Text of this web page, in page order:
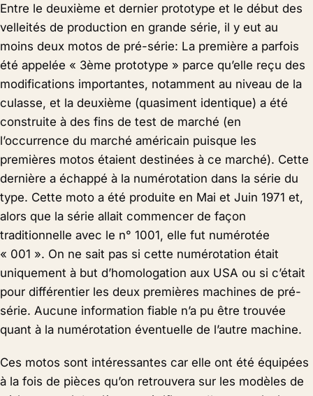
Entre le deuxième et dernier prototype et le début des
velleités de production en grande série, il y eut au
moins deux motos de pré-série: La première a parfois
été appelée « 3ème prototype » parce qu’elle reçu des
modifications importantes, notamment au niveau de la
culasse, et la deuxième (quasiment identique) a été
construite à des fins de test de marché (en
l’occurrence du marché américain puisque les
premières motos étaient destinées à ce marché). Cette
dernière a échappé à la numérotation dans la série du
type. Cette moto a été produite en Mai et Juin 1971 et,
alors que la série allait commencer de façon
traditionnelle avec le n° 1001, elle fut numérotée
« 001 ». On ne sait pas si cette numérotation était
uniquement à but d’homologation aux USA ou si c’était
pour différentier les deux premières machines de pré-
série. Aucune information fiable n’a pu être trouvée
quant à la numérotation éventuelle de l’autre machine.
Ces motos sont intéressantes car elle ont été équipées
à la fois de pièces qu’on retrouvera sur les modèles de